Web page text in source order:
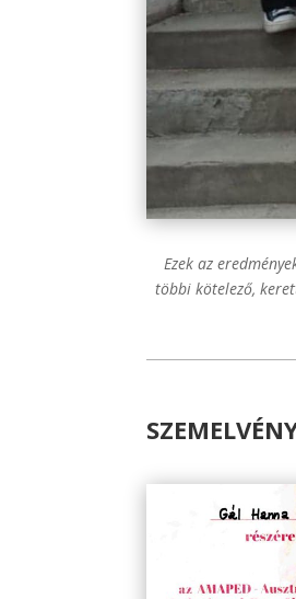
Ezek az
többi kötelező,